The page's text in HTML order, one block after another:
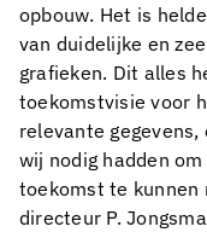
opbouw. Het is
van duidelijke en
grafieken. Dit alles
toekomstvisie voor
relevante
wij nodig hadden
toekomst te kunnen
directeur P.